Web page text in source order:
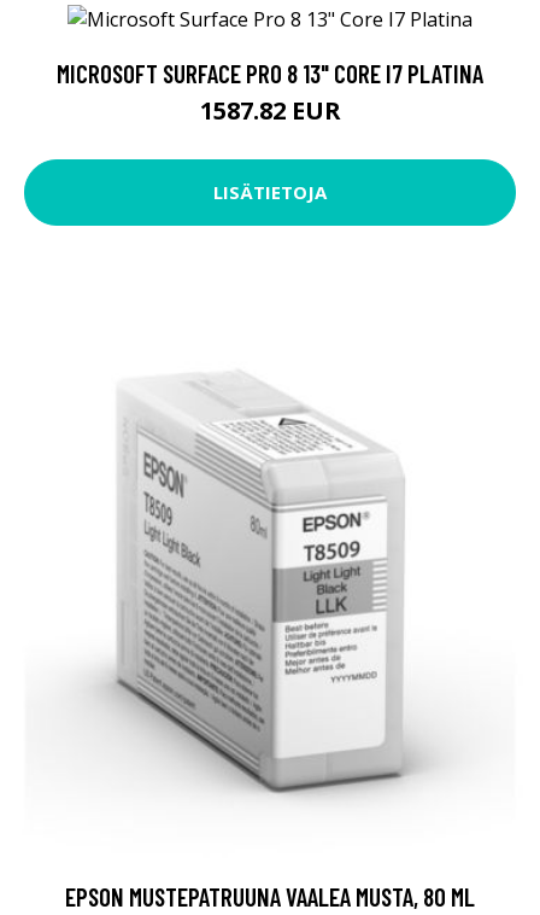
MICROSOFT SURFACE PRO 8 13" CORE I7 PLATINA
1587.82 EUR
LISÄTIETOJA
EPSON MUSTEPATRUUNA VAALEA MUSTA, 80 ML